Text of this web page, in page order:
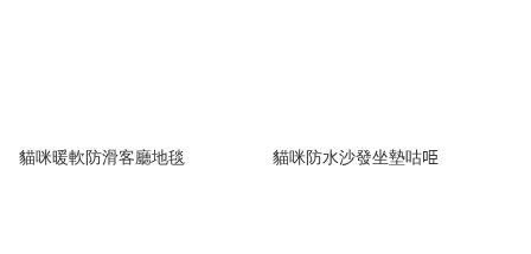
貓咪暖軟防滑客廳地毯 貓咪防水沙發坐墊咕𠱸